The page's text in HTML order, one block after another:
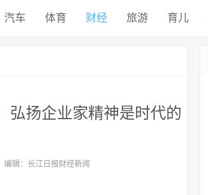
汽车 体育 财经 旅游 育儿
弘扬企业家精神是时代的
编辑：长江日报财经新闻